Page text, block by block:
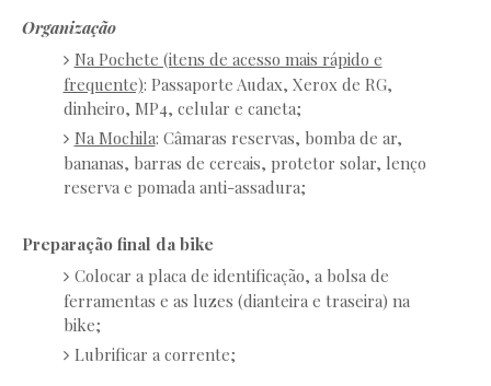
Organização
Na Pochete (itens de acesso mais rápido e
frequente): Passaporte Audax, Xerox de RG,
dinheiro, MP4, celular e caneta;
Na Mochila: Câmaras reservas, bomba de ar,
bananas, barras de cereais, protetor solar, lenço
reserva e pomada anti-assadura;
Preparação final da bike
Colocar a placa de identificação, a bolsa de
ferramentas e as luzes (dianteira e traseira) na
bike;
Lubrificar a corrente;